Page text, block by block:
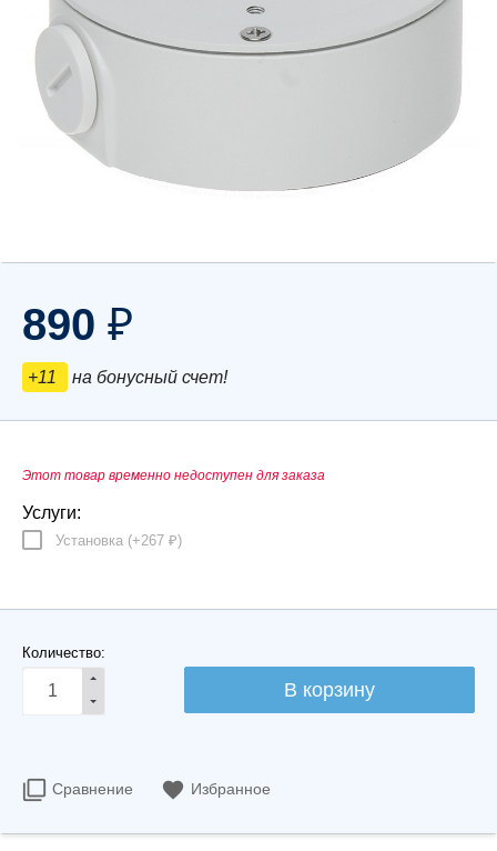
890 ₽
+11 на бонусный счет!
Этот товар временно недоступен для заказа
Услуги:
Установка (+267 ₽)
Количество:
Сравнение Избранное